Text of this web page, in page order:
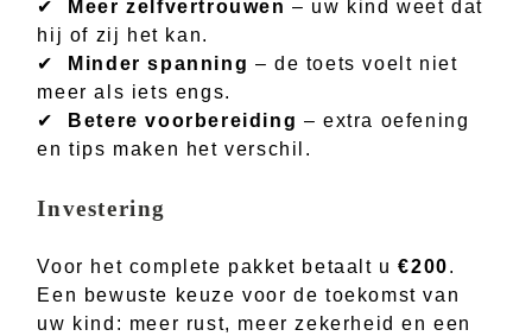
✔
Meer zelfvertrouwen – uw kind weet dat
hij of zij het kan.
✔
Minder spanning – de toets voelt niet
meer als iets engs.
✔
Betere voorbereiding – extra oefening
en tips maken het verschil.
Investering
Voor het complete pakket betaalt u€200.
Een bewuste keuze voor de toekomst van
uw kind: meer rust, meer zekerheid en een